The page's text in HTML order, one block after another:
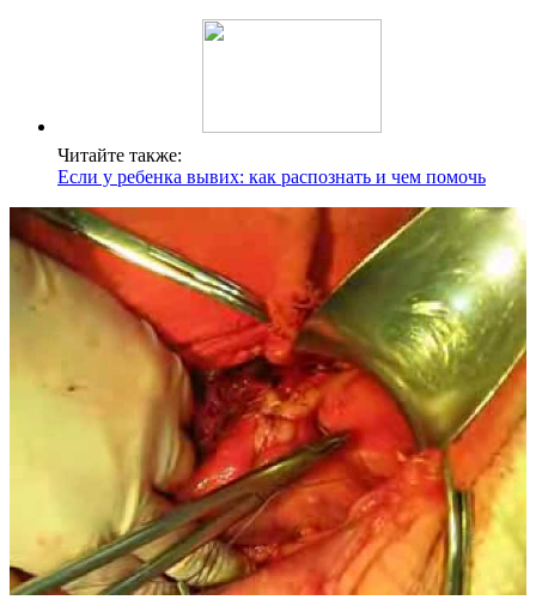
Читайте также:
Если у ребенка вывих: как распознать и чем помочь